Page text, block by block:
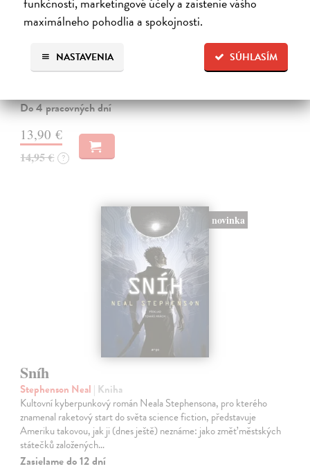
maximálneho pohodlia a spokojnosti.
SÚHLASÍM
NASTAVENIA
Neuromant
Gibson William | Kniha
Základné dielo kyberpunku, klasika sci-fi a jedna z najsilnejších vízií
Do 4 pracovných dní
13,90 €
14,95 € ?
novinka
Sníh
Stephenson Neal | Kniha
Kultovní kyberpunkový román Neala Stephensona, pro kterého
znamenal raketový start do světa science fiction, představuje
Ameriku takovou, jak ji (dnes ještě) neznáme: jako změť městských
státečků založených…
Zasielame do 12 dní